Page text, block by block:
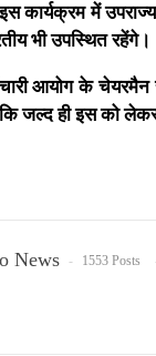
इस कार्यक्रम में
भी उपस्थित रहेंगे।
आयोग के
जल्द ही इस को
News 1553 Posts